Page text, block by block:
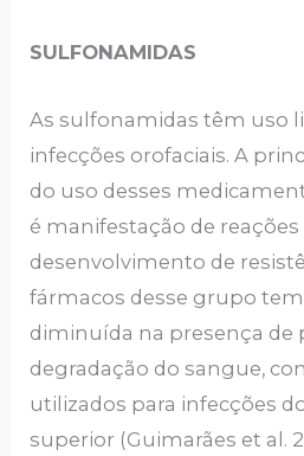
SULFONAMIDAS
As sulfonamidas têm uso
infecções orofaciais. A
do uso desses
é manifestação de reações
desenvolvimento de
fármacos desse grupo
diminuída na presença de
degradação do sangue,
utilizados para infecções
superior (Guimarães et al.